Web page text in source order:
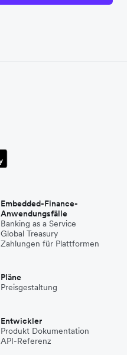
Embedded-Finance-
Anwendungsfälle
Banking as a Service
Global Treasury
Zahlungen für Plattformen
Pläne
Preisgestaltung
Entwickler
Produkt Dokumentation
API-Referenz